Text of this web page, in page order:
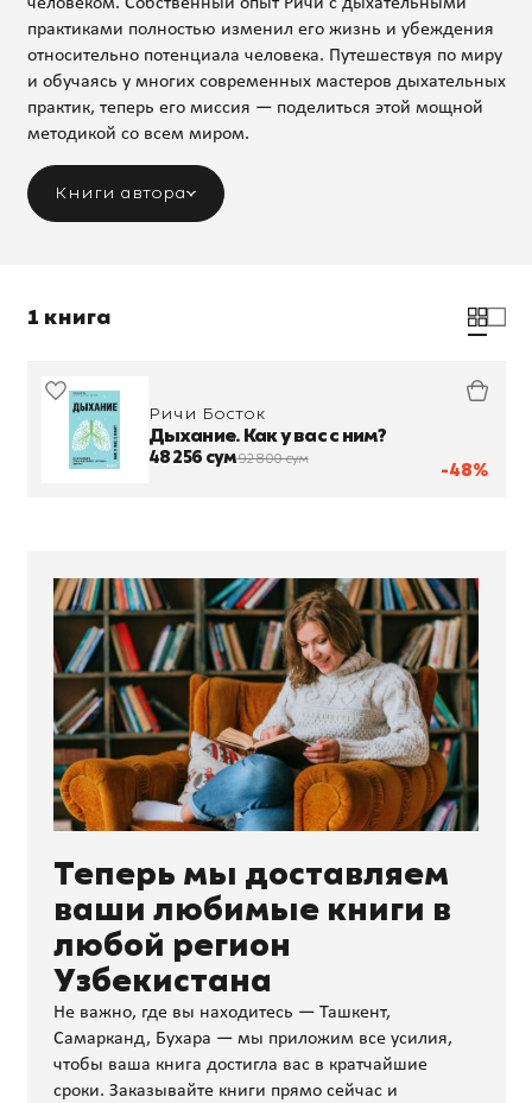
практиками полностью изменил его жизнь и убеждения
относительно потенциала человека. Путешествуя по миру
и обучаясь у многих современных мастеров дыхательных
практик, теперь его миссия — поделиться этой мощной
методикой со всем миром.
Книги автора
1 книга
-48%
Ричи Босток
Дыхание. Как у вас с ним?
48 256 сум92 800 сум
Теперь мы доставляем
ваши любимые книги в
любой регион
Узбекистана
Не важно, где вы находитесь — Ташкент,
Самарканд, Бухара — мы приложим все усилия,
чтобы ваша книга достигла вас в кратчайшие
сроки. Заказывайте книги прямо сейчас и